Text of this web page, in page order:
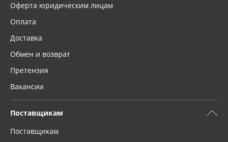
Оферта юридическим лицам
Оплата
Доставка
Обмен и возврат
Претензия
Вакансии
Поставщикам
Поставщикам